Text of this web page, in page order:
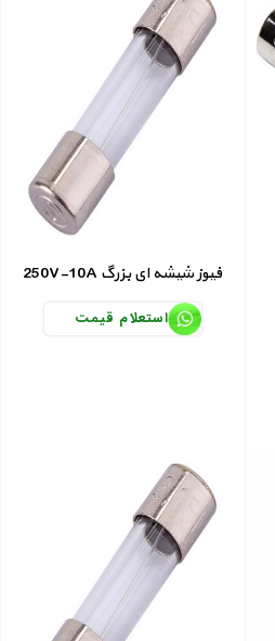
250V-10A فیوز شیشه ای بزرگ
استعلام قیمت